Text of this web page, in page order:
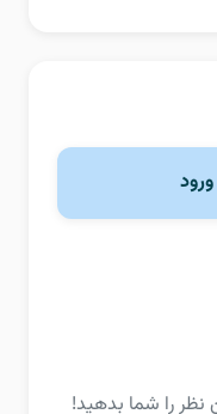
ورود
را شما بدهید!